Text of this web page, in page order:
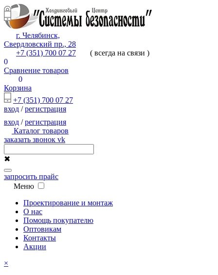
г. Челябинск,
Свердловский пр., 28
+7 (351) 700 07 27
( всегда на связи )
0
Сравнение товаров
0
Корзина
+7 (351) 700 07 27
вход /регистрация
вход /регистрация
Каталог товаров
заказать звонок vk
✖
запросить прайс
Меню
Проектирование и монтаж
О нас
Помощь покупателю
Оптовикам
Контакты
Акции
×